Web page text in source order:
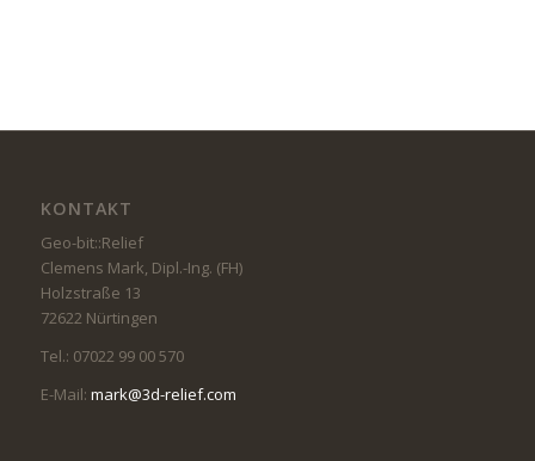
KONTAKT
Geo-bit::Relief
Clemens Mark, Dipl.-Ing. (FH)
Holzstraße 13
72622 Nürtingen
Tel.: 07022 99 00 570
E-Mail: mark@3d-relief.com